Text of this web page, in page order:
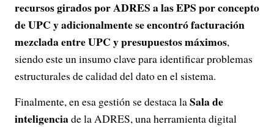
recursos girados por ADRES a las EPS por concepto
de UPC y adicionalmente se encontró facturación
mezclada entre UPC y presupuestos máximos,
siendo este un insumo clave para identificar problemas
estructurales de calidad del dato en el sistema.
Finalmente, en esa gestión se destaca laSala de
inteligenciade la ADRES, una herramienta digital